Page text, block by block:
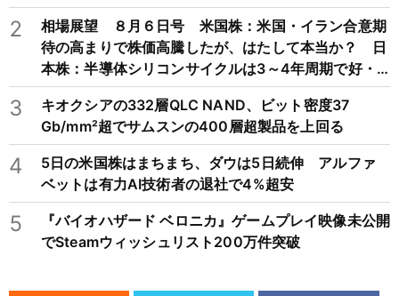
2
相場展望 ８月６日号 米国株：米国・イラン合意期
待の高まりで株価高騰したが、はたして本当か？ 日
本株：半導体シリコンサイクルは3～4年周期で好・
不況を繰り返すため注意
3
キオクシアの332層QLC NAND、ビット密度37
Gb/mm²超でサムスンの400層超製品を上回る
4
5日の米国株はまちまち、ダウは5日続伸 アルファ
ベットは有力AI技術者の退社で4%超安
5
『バイオハザード ベロニカ』ゲームプレイ映像未公開
でSteamウィッシュリスト200万件突破